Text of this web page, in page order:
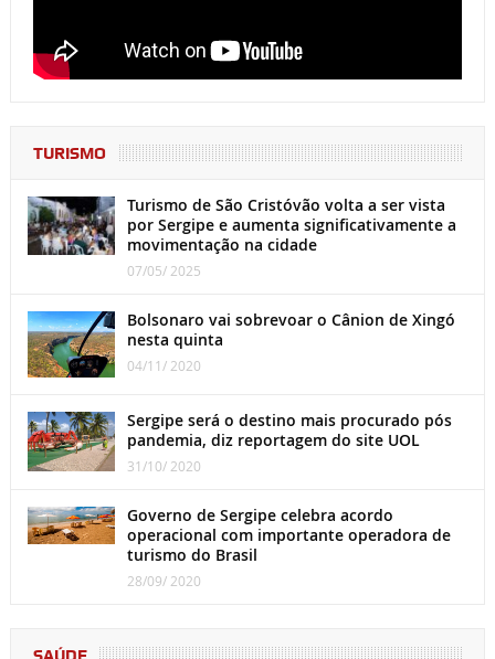
TURISMO
Turismo de São Cristóvão volta a ser vista
por Sergipe e aumenta significativamente a
movimentação na cidade
07/05/ 2025
Bolsonaro vai sobrevoar o Cânion de Xingó
nesta quinta
04/11/ 2020
Sergipe será o destino mais procurado pós
pandemia, diz reportagem do site UOL
31/10/ 2020
Governo de Sergipe celebra acordo
operacional com importante operadora de
turismo do Brasil
28/09/ 2020